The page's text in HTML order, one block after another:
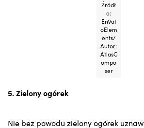
Źródł
o:
Envat
oElem
ents/
Autor:
AtlasC
ompo
ser
5. Zielony ogórek
Nie bez powodu zielony ogórek